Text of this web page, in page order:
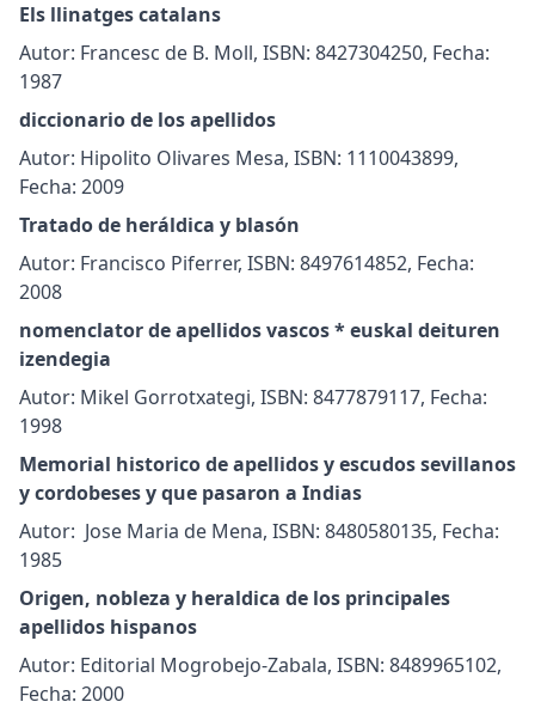
Els llinatges catalans
Autor: Francesc de B. Moll, ISBN: 8427304250, Fecha:
1987
diccionario de los apellidos
Autor: Hipolito Olivares Mesa, ISBN: 1110043899,
Fecha: 2009
Tratado de heráldica y blasón
Autor: Francisco Piferrer, ISBN: 8497614852, Fecha:
2008
nomenclator de apellidos vascos * euskal deituren
izendegia
Autor: Mikel Gorrotxategi, ISBN: 8477879117, Fecha:
1998
Memorial historico de apellidos y escudos sevillanos
y cordobeses y que pasaron a Indias
Autor: Jose Maria de Mena, ISBN: 8480580135, Fecha:
1985
Origen, nobleza y heraldica de los principales
apellidos hispanos
Autor: Editorial Mogrobejo-Zabala, ISBN: 8489965102,
Fecha: 2000